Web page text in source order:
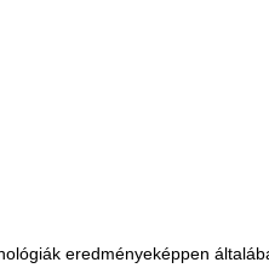
eredményeképpen